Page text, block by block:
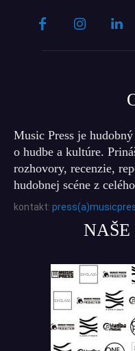
Music Press je
o hudbe a kultúre.
rozhovory, recenzie,
hudobnej scéne z
kontakt:
NAŠE